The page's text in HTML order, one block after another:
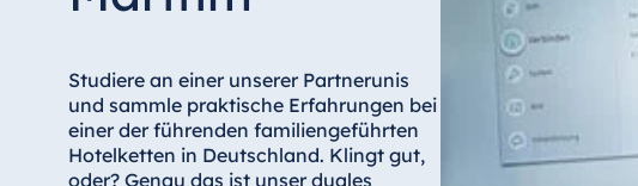
Studiere an einer unserer Partnerunis
und sammle praktische Erfahrungen bei
einer der führenden familiengeführten
Hotelketten in Deutschland. Klingt gut,
oder? Genau das ist unser duales